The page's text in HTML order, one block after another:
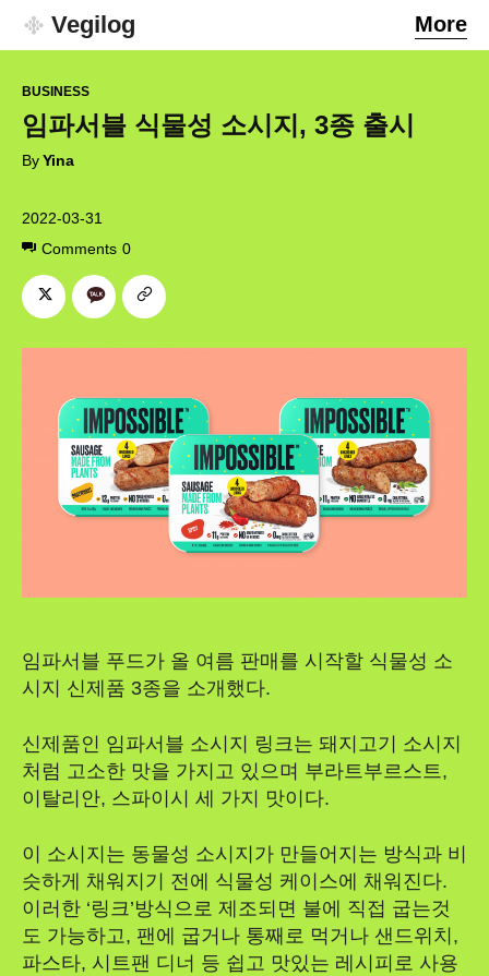
Vegilog More
2022-03-31
Comments 0
BUSINESS
임파서블 식물성 소시지, 3종 출시
ByYina
임파서블 푸드가 올 여름 판매를 시작할 식물성 소
시지 신제품 3종을 소개했다.
신제품인 임파서블 소시지 링크는 돼지고기 소시지
처럼 고소한 맛을 가지고 있으며 부라트부르스트,
이탈리안, 스파이시 세 가지 맛이다.
이 소시지는 동물성 소시지가 만들어지는 방식과 비
슷하게 채워지기 전에 식물성 케이스에 채워진다.
이러한 ‘링크’방식으로 제조되면 불에 직접 굽는것
도 가능하고, 팬에 굽거나 통째로 먹거나 샌드위치,
파스타, 시트팬 디너 등 쉽고 맛있는 레시피로 사용